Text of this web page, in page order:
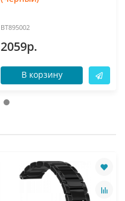
BT895002
2059р.
В корзину